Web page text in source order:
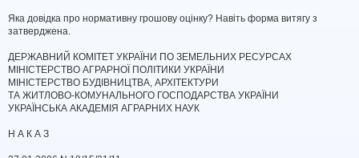
Яка довідка про нормативну грошову оцінку? Навіть форма витягу з
затверджена.
ДЕРЖАВНИЙ КОМІТЕТ УКРАЇНИ ПО ЗЕМЕЛЬНИХ РЕСУРСАХ
МІНІСТЕРСТВО АГРАРНОЇ ПОЛІТИКИ УКРАЇНИ
МІНІСТЕРСТВО БУДІВНИЦТВА, АРХІТЕКТУРИ
ТА ЖИТЛОВО-КОМУНАЛЬНОГО ГОСПОДАРСТВА УКРАЇНИ
УКРАЇНСЬКА АКАДЕМІЯ АГРАРНИХ НАУК
Н А К А З